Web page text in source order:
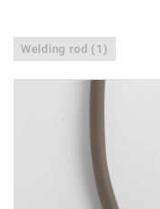
Welding rod (1)